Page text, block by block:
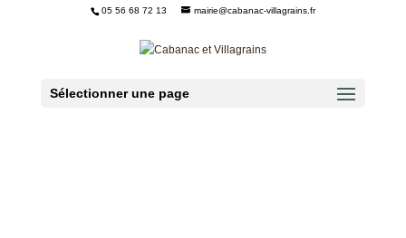
05 56 68 72 13 mairie@cabanac-villagrains.fr
Sélectionner une page